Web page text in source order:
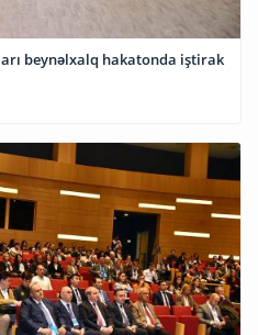
beynəlxalq hakatonda iştirak